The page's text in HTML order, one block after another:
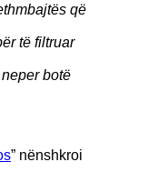
që
të filtruar
botë
” nënshkroi